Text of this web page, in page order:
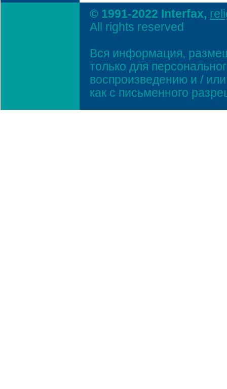
© 1991-2022 Interfax,
All rights reserved
Вся информация,
только для
воспроизведению и /
как с письменного